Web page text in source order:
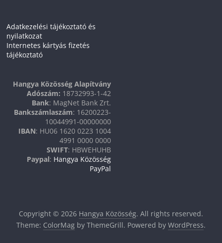
Adatkezelési tájékoztató és
nyilatkozat
Internetes kártyás fizetés
tájékoztató
Hangya Közösség Alapítvány
Adószám: 18732993-1-42
Bank: MagNet Bank Zrt.
Bankszámlaszám: 16200223-
10044991-00000000
IBAN: HU06 1620 0223 1004
4991 0000 0000
SWIFT: HBWEHUHB
Paypal: Hangya Közösség
PayPal
Copyright © 2026 Hangya Közösség. All rights reserved.
Theme: ColorMagby ThemeGrill. Powered by WordPress.